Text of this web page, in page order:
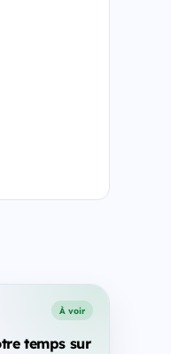
À voir
temps sur